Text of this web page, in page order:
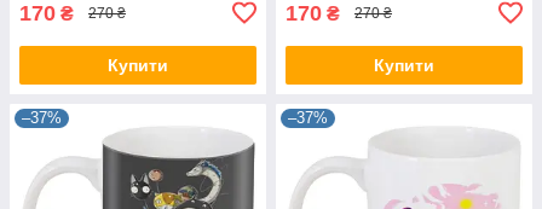
170 ₴ 270 ₴
Купити
170 ₴ 270 ₴
Купити
–37% –37%